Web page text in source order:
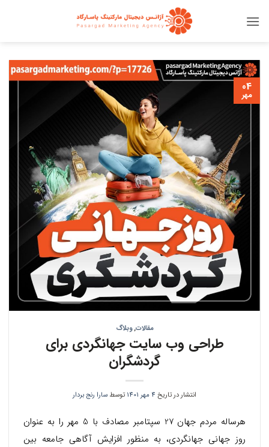
04
مهر
مقالات,وبلاگ
طراحی وب سایت جهانگردی برای
گردشگران
انتشار در تاریخ 4 مهر 1401 توسط سارا رنج بردار
هرساله مردم جهان 27 سپتامبر مصادف با 5 مهر را به عنوان
روز جهانی جهانگردی، به منظور افزایش آگاهی جامعه بین